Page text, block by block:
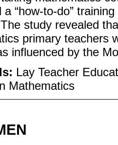
a “how-to-do”
study revealed
primary teachers
influenced by the
Lay Teacher
Mathematics